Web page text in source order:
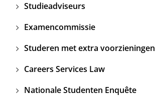
Studieadviseurs
Examencommissie
Studeren met extra voorzieningen
Careers Services Law
Nationale Studenten Enquête